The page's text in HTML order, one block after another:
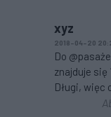
xyz
2018-04-20
Do
znajduje
Długi, więc